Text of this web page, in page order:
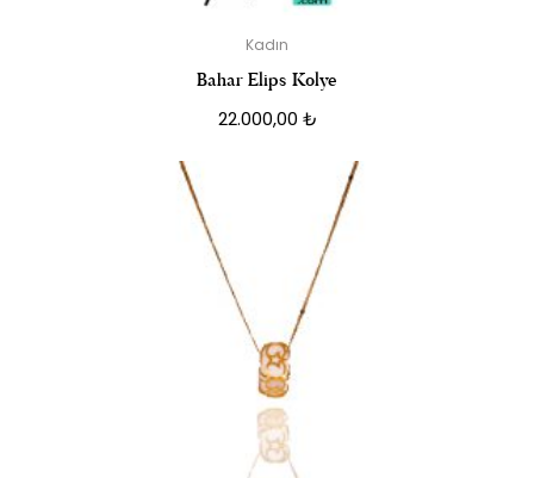
Kadın
Bahar Elips Kolye
22.000,00 ₺